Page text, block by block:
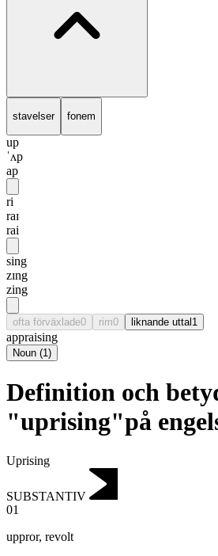
stavelser fonem
up
ˈʌp
ap
ri
raɪ
rai
sing
zɪng
zing
ofta förväxlade0 rim0 liknande uttal1
appraising
Noun (1)
Definition och
"uprising"på
Uprising
SUBSTANTIV
01
uppror, revolt